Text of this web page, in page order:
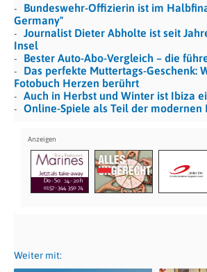
Bundeswehr-Offizierin ist im
Germany"
Journalist Dieter Abholte ist seit
Insel
Bester Auto-Abo-Vergleich – die
Das perfekte Muttertags-Geschenk:
Fotobuch Herzen berührt
Auch in Herbst und Winter ist Ibiza
Online-Spiele als Teil der modernen
Weiter mit: